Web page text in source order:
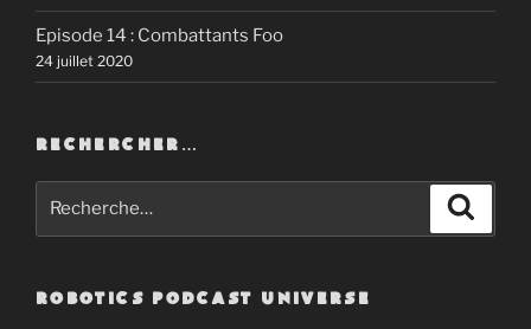
Episode 14 : Combattants Foo
24 juillet 2020
RECHERCHER…
ROBOTICS PODCAST UNIVERSE